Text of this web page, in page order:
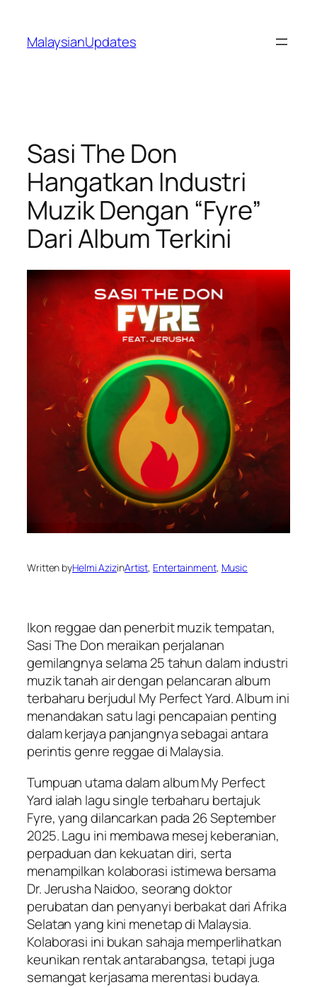
content
MalaysianUpdates
Sasi The Don
Hangatkan Industri
Muzik Dengan “Fyre”
Dari Album Terkini
Written byHelmi AzizinArtist, Entertainment, Music
Ikon reggae dan penerbit muzik tempatan,
Sasi The Don meraikan perjalanan
gemilangnya selama 25 tahun dalam industri
muzik tanah air dengan pelancaran album
terbaharu berjudul My Perfect Yard. Album ini
menandakan satu lagi pencapaian penting
dalam kerjaya panjangnya sebagai antara
perintis genre reggae di Malaysia.
Tumpuan utama dalam albumMy Perfect
Yard ialah lagu single terbaharu bertajuk
Fyre, yang dilancarkan pada 26 September
2025. Lagu ini membawa mesej keberanian,
perpaduan dan kekuatan diri, serta
menampilkan kolaborasi istimewa bersama
Dr. Jerusha Naidoo, seorang doktor
perubatan dan penyanyi berbakat dari Afrika
Selatan yang kini menetap di Malaysia.
Kolaborasi ini bukan sahaja memperlihatkan
keunikan rentak antarabangsa, tetapi juga
semangat kerjasama merentasi budaya.